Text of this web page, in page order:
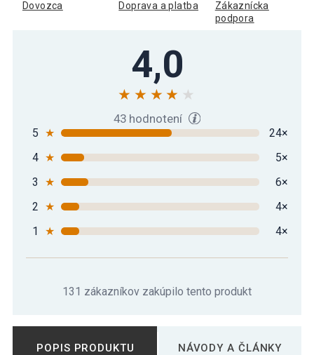
Dovozca Doprava a platba
Zákaznícka
podpora
4,0
43 hodnotení
5 ★
24×
4 ★
5×
3
★
6×
2 ★
4×
1
★ 4×
131 zákazníkov zakúpilo tento produkt
POPIS PRODUKTU NÁVODY A ČLÁNKY